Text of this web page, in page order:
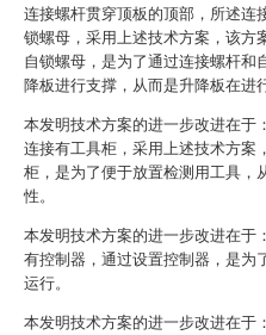
连接螺杆贯穿顶板的顶部，所述连
锁螺母，采用上述技术方案，该方
自锁螺母，是为了通过连接螺杆和
降板进行支撑，从而是升降板在进
本发明技术方案的进一步改进在于
连接有工具柜，采用上述技术方案
柜，是为了便于放置检测用工具，
性。
本发明技术方案的进一步改进在于
有控制器，通过设置控制器，是为
运行。
本发明技术方案的进一步改进在于